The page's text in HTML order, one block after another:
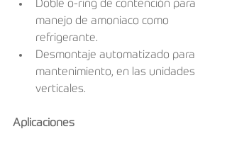
Doble o-ring de contención para
manejo de amoniaco como
refrigerante.
Desmontaje automatizado para
mantenimiento, en las unidades
verticales.
Aplicaciones